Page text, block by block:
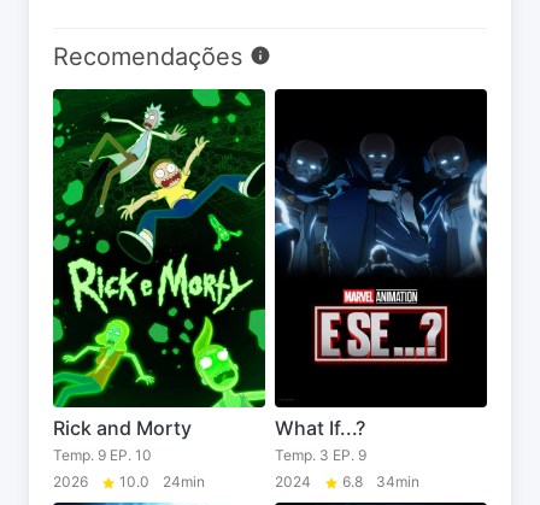
Recomendações
Rick and Morty
Temp. 9 EP. 10
2026
10.0 24min
What If...?
Temp. 3 EP. 9
2024
6.8 34min